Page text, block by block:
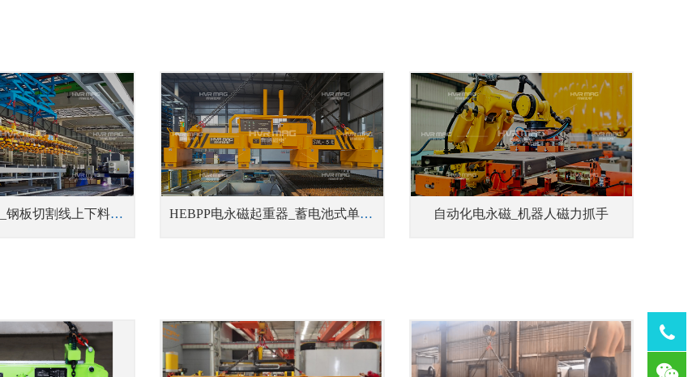
HM5磁力吊具_钢板切割线上下料吊具 HEBPP电永磁起重器_蓄电池式单张钢板吊具 自动化电永磁_机器人磁力抓手
Tel：